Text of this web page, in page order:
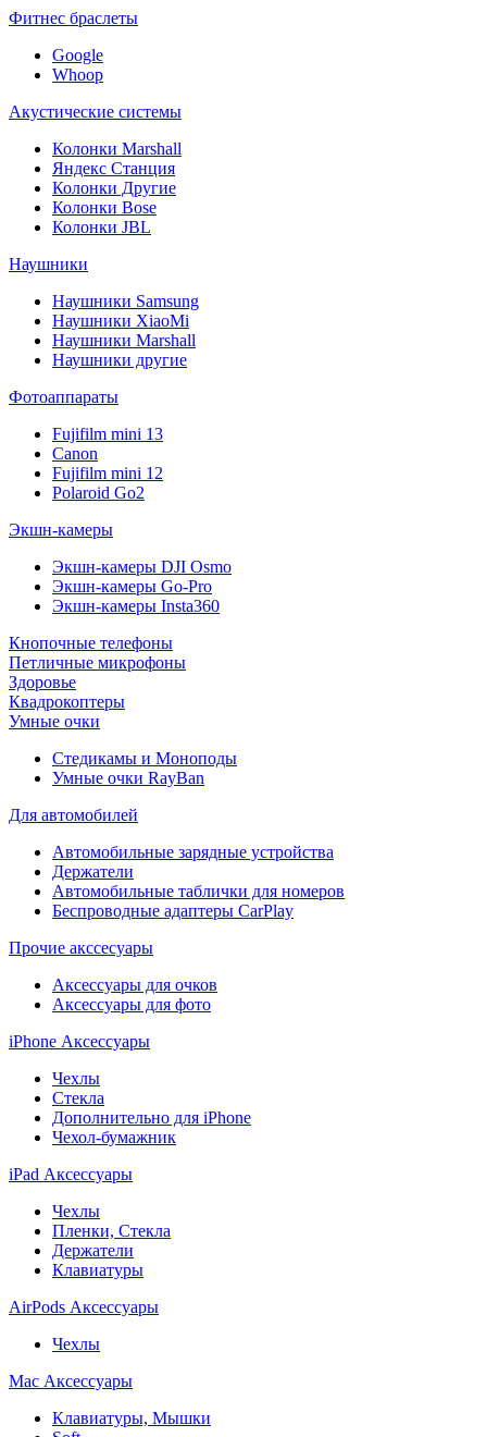
Фитнес браслеты
Google
Whoop
Акустические системы
Колонки Marshall
Яндекс Станция
Колонки Другие
Колонки Bose
Колонки JBL
Наушники
Наушники Samsung
Наушники XiaoMi
Наушники Marshall
Наушники другие
Фотоаппараты
Fujifilm mini 13
Canon
Fujifilm mini 12
Polaroid Go2
Экшн-камеры
Экшн-камеры DJI Osmo
Экшн-камеры Go-Pro
Экшн-камеры Insta360
Кнопочные телефоны
Петличные микрофоны
Здоровье
Квадрокоптеры
Умные очки
Стедикамы и Моноподы
Умные очки RayBan
Для автомобилей
Автомобильные зарядные устройства
Держатели
Автомобильные таблички для номеров
Беспроводные адаптеры CarPlay
Прочие акссесуары
Аксессуары для очков
Аксессуары для фото
iPhone Аксессуары
Чехлы
Стекла
Дополнительно для iPhone
Чехол-бумажник
iPad Аксессуары
Чехлы
Пленки, Стекла
Держатели
Клавиатуры
AirPods Аксессуары
Чехлы
Mac Аксессуары
Клавиатуры, Мышки